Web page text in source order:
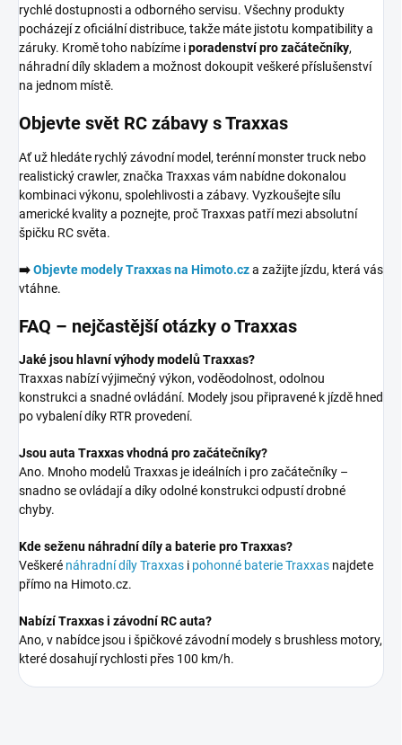
rychlé dostupnosti a odborného servisu. Všechny produkty
pocházejí z oficiální distribuce, takže máte jistotu kompatibility a
záruky. Kromě toho nabízíme iporadenství pro začátečníky,
náhradní díly skladem a možnost dokoupit veškeré příslušenství
na jednom místě.
Objevte svět RC zábavy s Traxxas
Ať už hledáte rychlý závodní model, terénní monster truck nebo
realistický crawler, značka Traxxas vám nabídne dokonalou
kombinaci výkonu, spolehlivosti a zábavy. Vyzkoušejte sílu
americké kvality a poznejte, proč Traxxas patří mezi absolutní
špičku RC světa.
➡️Objevte modely Traxxas na Himoto.cza zažijte jízdu, která vás
vtáhne.
FAQ – nejčastější otázky o Traxxas
Jaké jsou hlavní výhody modelů Traxxas?
Traxxas nabízí výjimečný výkon, voděodolnost, odolnou
konstrukci a snadné ovládání. Modely jsou připravené k jízdě hned
po vybalení díky RTR provedení.
Jsou auta Traxxas vhodná pro začátečníky?
Ano. Mnoho modelů Traxxas je ideálních i pro začátečníky –
snadno se ovládají a díky odolné konstrukci odpustí drobné
chyby.
Kde seženu náhradní díly a baterie pro Traxxas?
Veškeré náhradní díly Traxxas i pohonné baterie Traxxas najdete
přímo na Himoto.cz.
Nabízí Traxxas i závodní RC auta?
Ano, v nabídce jsou i špičkové závodní modely s brushless motory,
které dosahují rychlosti přes 100 km/h.